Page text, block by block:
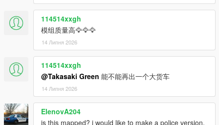
114514xxgh
模组质量高🦅🦅🦅
14 Липня 2026
114514xxgh
@Takasaki Green 能不能再出一个大货车
14 Липня 2026
ElenovA204
is this mapped? i would like to make a police version.